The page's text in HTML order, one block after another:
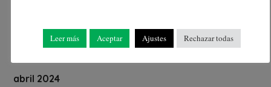
maig 2024
abril 2024
Leer más Aceptar Ajustes Rechazar todas